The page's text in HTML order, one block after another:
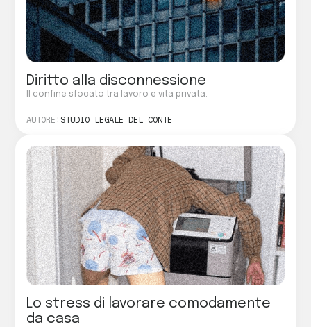
Diritto alla disconnessione
Il confine sfocato tra lavoro e vita privata.
AUTORE: STUDIO LEGALE DEL CONTE
Lo stress di lavorare comodamente
da casa